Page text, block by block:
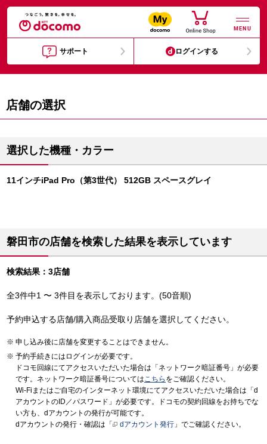
MENU
サポート ログインする
店舗の選択
選択した機種・カラー
11インチiPad Pro（第3世代） 512GB スペースグレイ
磐田市の店舗を検索した結果を表示しています
検索結果：3店舗
全3件中1 〜 3件目を表示しております。(50音順)
予約申込する店舗/購入商品受取り店舗を選択してください。
申し込み後に店舗を変更することはできません。
予約手続きにはログインが必要です。
ドコモ回線にてアクセスいただいた場合は「ネットワーク暗証番号」が必要
です。ネットワーク暗証番号についてはこちら をご確認ください。
Wi-Fiまたはご自宅のインターネット環境にてアクセスいただいた場合は「d
アカウントのID／パスワード」が必要です。ドコモの契約回線をお持ちでな
い方も、dアカウントの発行が可能です。
dアカウントの発行・確認は「
dアカウント発行 」でご確認ください。